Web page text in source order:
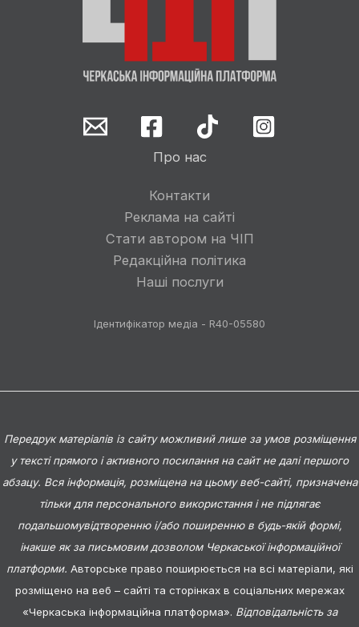
Про нас
Контакти
Реклама на сайті
Стати автором на ЧІП
Редакційна політика
Наші послуги
Ідентифікатор медіа - R40-05580
Передрук матеріалів із сайту можливий лише за умов розміщення
у тексті прямого і активного посилання на сайт не далі першого
абзацу. Вся інформація, розміщена на цьому веб-сайті, призначена
тільки для персонального використання і не підлягає
подальшомувідтворенню і/або поширенню в будь-якій формі,
інакше як за письмовим дозволом Черкаської інформаційної
платформи. Авторське право поширюється на всі матеріали, які
розміщено на веб – сайті та сторінках в соціальних мережах
«Черкаська інформаційна платформа». Відповідальність за